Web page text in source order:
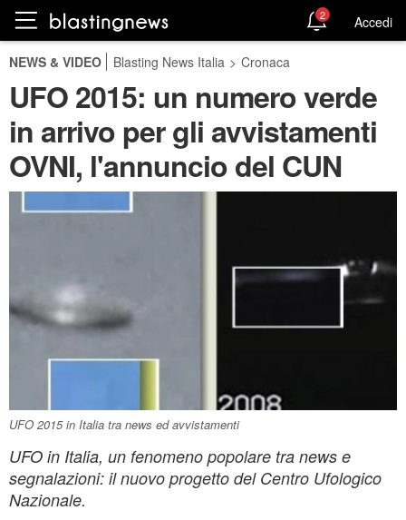
2 Accedi
NEWS & VIDEO Blasting News Italia > Cronaca
UFO 2015: un numero verde
in arrivo per gli avvistamenti
OVNI, l'annuncio del CUN
UFO 2015 in Italia tra news ed avvistamenti
UFO in Italia, un fenomeno popolare tra news e
segnalazioni: il nuovo progetto del Centro Ufologico
Nazionale.